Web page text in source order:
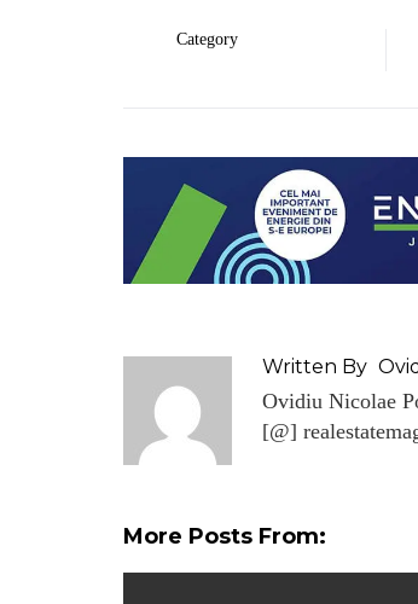
Category
Written By
Ovidiu Nicolae
[@]
More Posts From: